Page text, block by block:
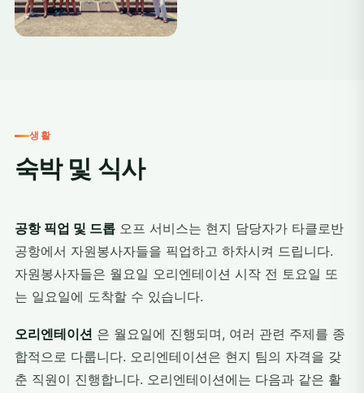
생활
숙박 및 식사
공항 픽업 및 드롭 오프 서비스는 현지 담당자가 타클로반
공항에서 자원봉사자들을 픽업하고 하차시켜 드립니다.
자원봉사자들은 월요일 오리엔테이션 시작 전 토요일 또
는 일요일에 도착할 수 있습니다.
오리엔테이션 은 월요일에 진행되며, 여러 관련 주제를 종
합적으로 다룹니다. 오리엔테이션은 현지 팀의 자격을 갖
춘 직원이 진행합니다. 오리엔테이션에는 다음과 같은 활